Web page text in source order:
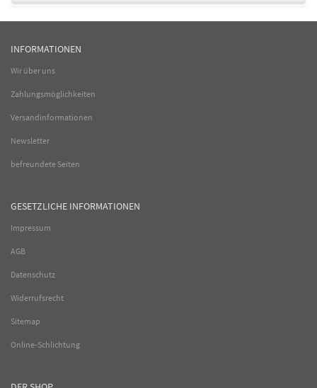
INFORMATIONEN
Wir über uns
Zahlungsmöglichkeiten
Versandinformationen
Newsletter
befreundete Seiten
GESETZLICHE INFORMATIONEN
Impressum
AGB
Datenschutz
Widerrufsrecht
Sitemap
Online-Schlichtung